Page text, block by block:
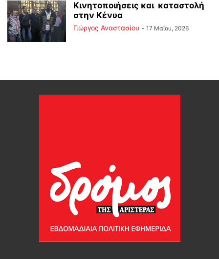
Κινητοποιήσεις και καταστολή
στην Κένυα
Γιώργος Αναστασίου - 17 Μαΐου, 2026